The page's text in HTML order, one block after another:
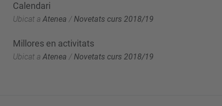
Calendari
Ubicat a Atenea /Novetats curs 2018/19
Millores en activitats
Ubicat a Atenea / Novetats curs 2018/19